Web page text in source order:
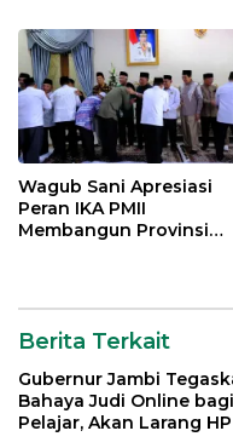
Wagub Sani Apresiasi
Peran IKA PMII
Membangun Provinsi
Berita Terkait
Gubernur Jambi
Bahaya Judi Online bagi
Pelajar, Akan Larang